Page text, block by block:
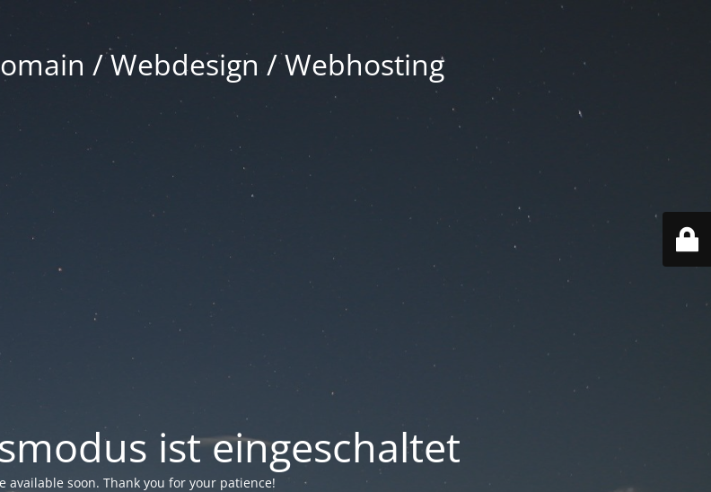
/ Webdesign / Webhosting
ist eingeschaltet
available soon. Thank you for your patience!